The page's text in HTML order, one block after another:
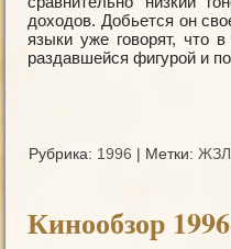
доходов. Добьется он
языки уже говорят, что
раздавшейся фигурой и
Рубрика: 1996 | Метки: ЖЗЛ
Кинообзор